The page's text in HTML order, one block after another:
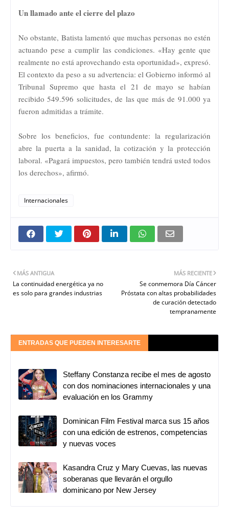
Un llamado ante el cierre del plazo
No obstante, Batista lamentó que muchas personas no estén
actuando pese a cumplir las condiciones. «Hay gente que
realmente no está aprovechando esta oportunidad», expresó.
El contexto da peso a su advertencia: el Gobierno informó al
Tribunal Supremo que hasta el 21 de mayo se habían
recibido 549.596 solicitudes, de las que más de 91.000 ya
fueron admitidas a trámite.
Sobre los beneficios, fue contundente: la regularización
abre la puerta a la sanidad, la cotización y la protección
laboral. «Pagará impuestos, pero también tendrá usted todos
los derechos», afirmó.
Internacionales
MÁS RECIENTE
Se conmemora Día Cáncer
Próstata con altas probabilidades
de curación detectado
tempranamente
MÁS ANTIGUA
La continuidad energética ya no
es solo para grandes industrias
ENTRADAS QUE PUEDEN INTERESARTE
Steffany Constanza recibe el mes de agosto
con dos nominaciones internacionales y una
evaluación en los Grammy
Dominican Film Festival marca sus 15 años
con una edición de estrenos, competencias
y nuevas voces
Kasandra Cruz y Mary Cuevas, las nuevas
soberanas que llevarán el orgullo
dominicano por New Jersey